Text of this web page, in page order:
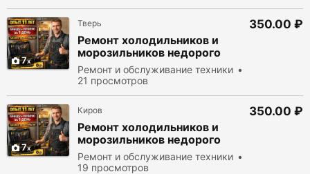
7
Тверь
Ремонт холодильников и
морозильников недорого
Ремонт и обслуживание техники
21 просмотров
350.00 ₽
7
Киров
Ремонт холодильников и
морозильников недорого
Ремонт и обслуживание техники
19 просмотров
350.00 ₽